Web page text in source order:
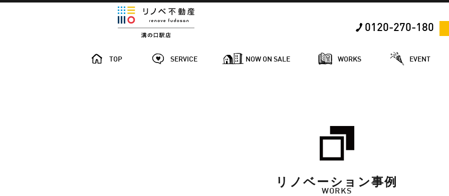
0120-270-180
TOP SERVICE NOW ON SALE WORKS EVENT
リノベーション事例
WORKS